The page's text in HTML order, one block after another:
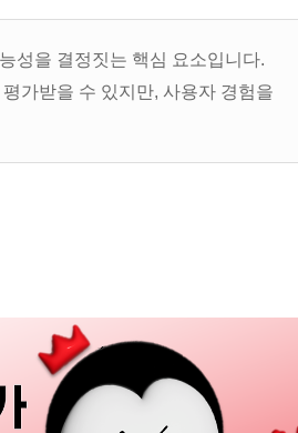
성을 결정짓는 핵심 요소입니다.
가받을 수 있지만, 사용자 경험을